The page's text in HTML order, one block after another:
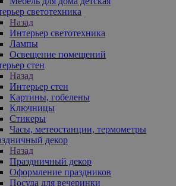
светотехника
Назад
Интерьер светотехника
Лампы
Освещение помещений
стен
Назад
Интерьер стен
Картины, гобелены
Ключницы
Стикеры
Часы, метеостанции, термометры
декор
Назад
Праздничный декор
Оформление праздников
Посуда для вечеринки